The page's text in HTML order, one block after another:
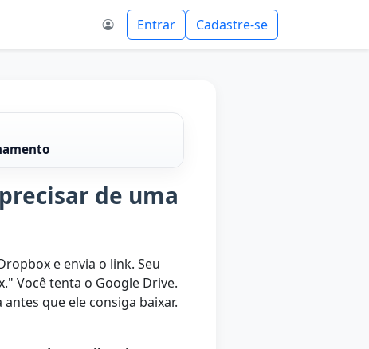
Entrar Cadastre-se
de uma
e envia o link. Seu
Você tenta o Google Drive.
que ele consiga baixar.